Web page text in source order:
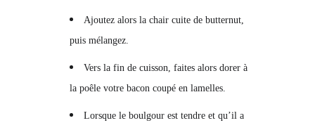
Ajoutez alors la chair cuite de butternut,
puis mélangez.
Vers la fin de cuisson, faites alors dorer à
la poêle votre bacon coupé en lamelles.
Lorsque le boulgour est tendre et qu’il a